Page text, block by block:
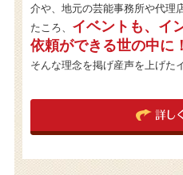
介や、地元の芸能事務所や代理
たころ、 イベントも、イ
依頼ができる世の中に
そんな理念を掲げ産声を上げた
詳し